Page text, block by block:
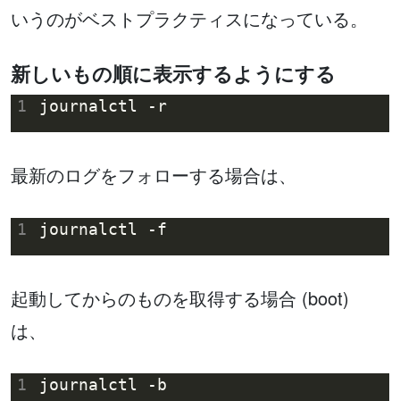
いうのがベストプラクティスになっている。
新しいもの順に表示するようにする
1
最新のログをフォローする場合は、
1
起動してからのものを取得する場合 (boot)
は、
1